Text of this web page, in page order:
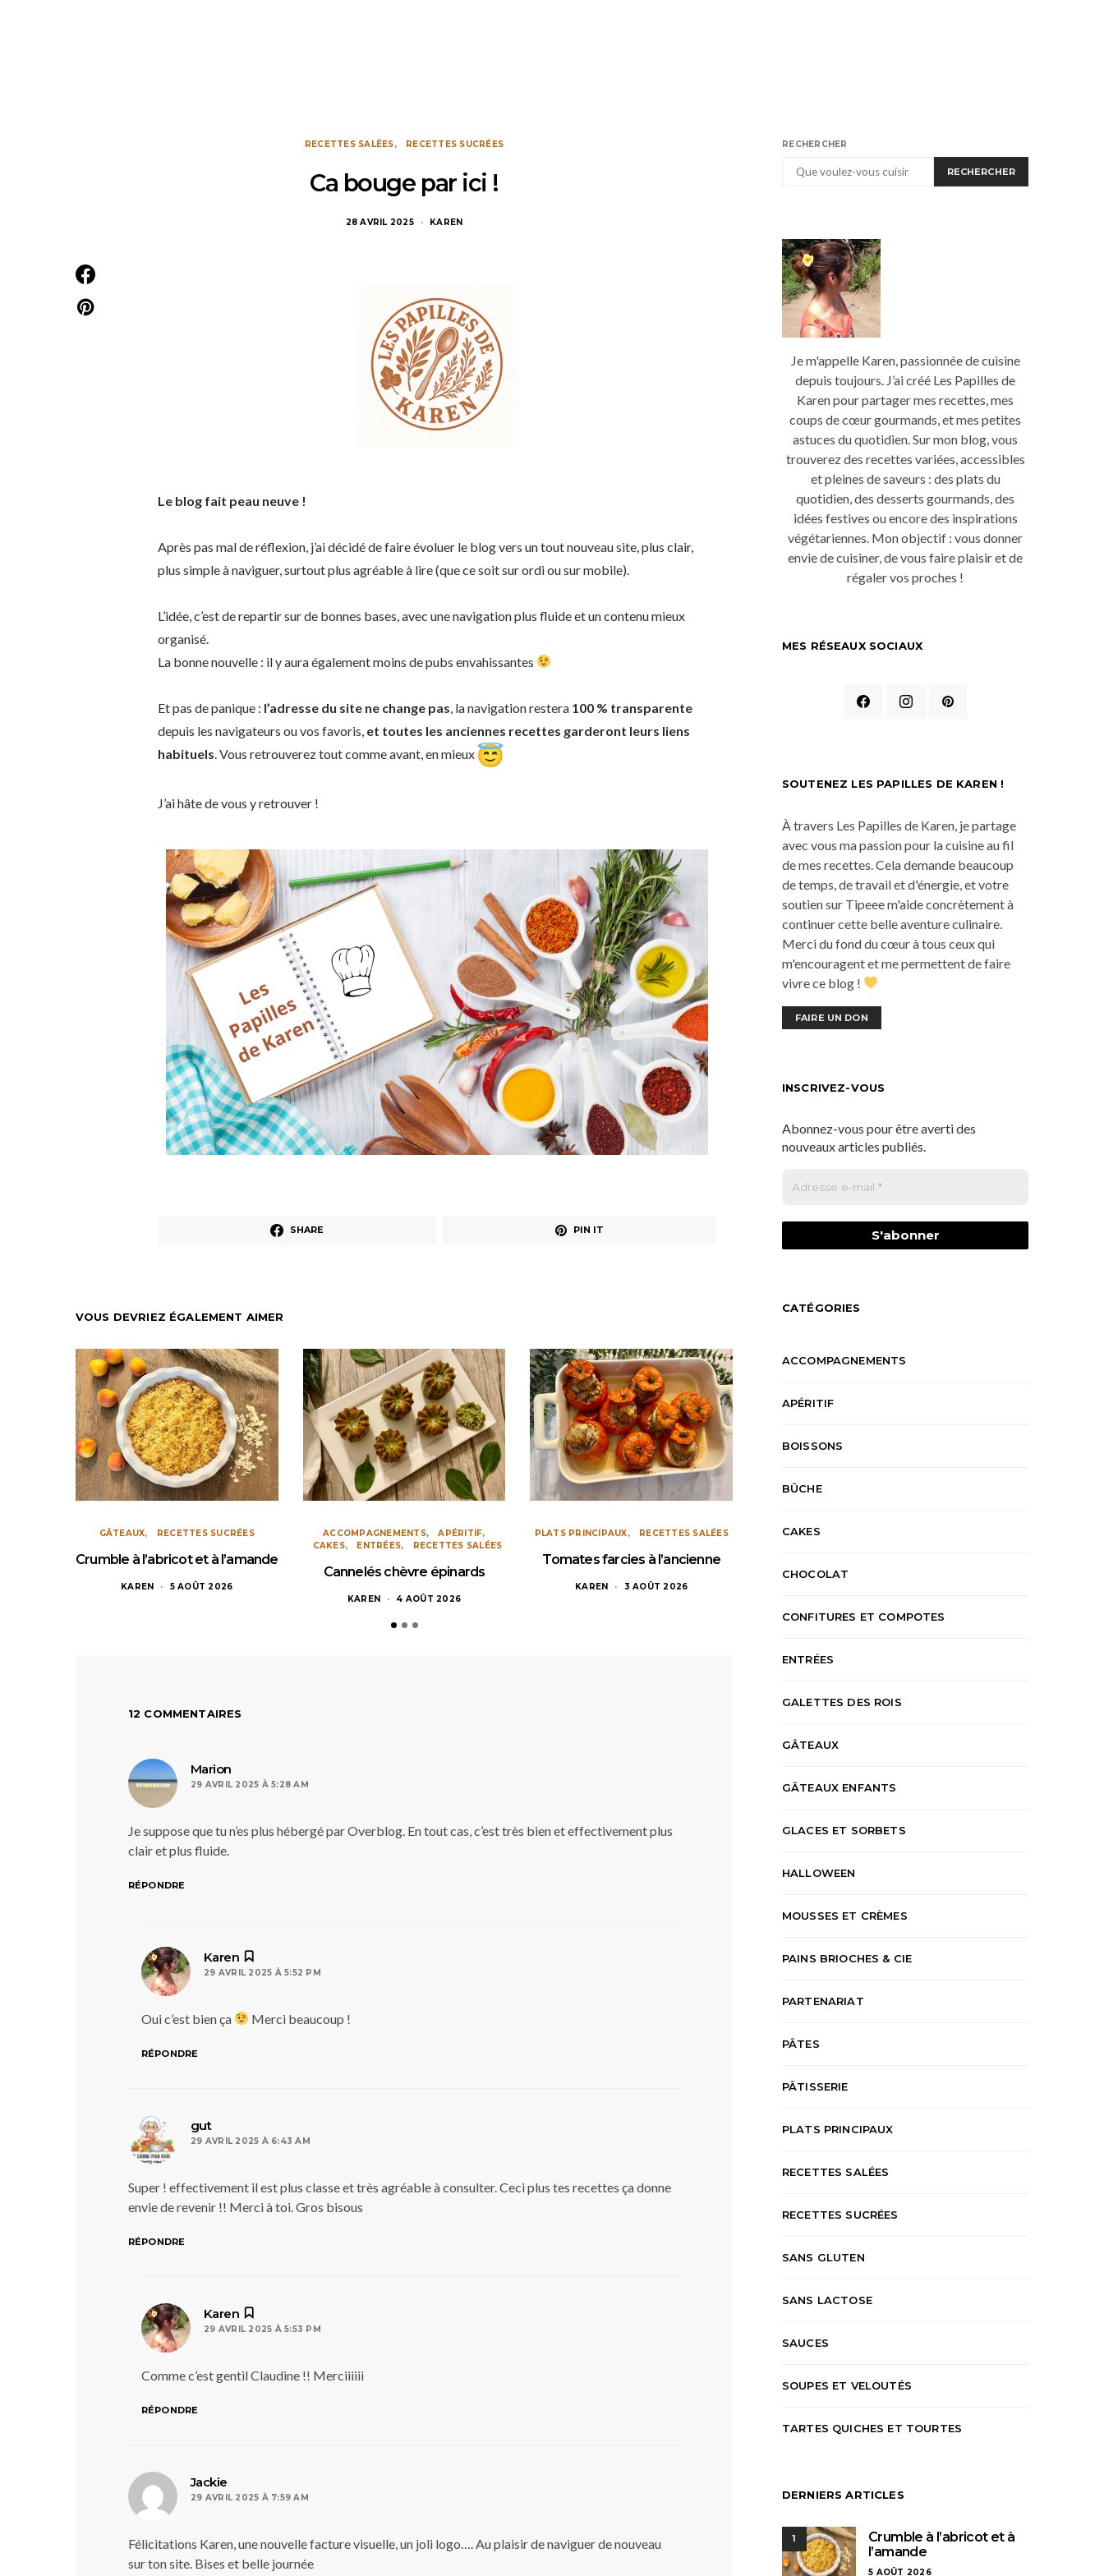
RECETTES SALÉES RECETTES SUCRÉES
Ca bouge par ici !
28 AVRIL 2025 KAREN
Le blog fait peau neuve !
Après pas mal de réflexion, j’ai décidé de faire évoluer le blog vers un tout nouveau site, plus clair,
plus simple à naviguer, surtout plus agréable à lire (que ce soit sur ordi ou sur mobile).
L’idée, c’est de repartir sur de bonnes bases, avec une navigation plus fluide et un contenu mieux
organisé.
La bonne nouvelle : il y aura égalementmoins de pubs envahissantes
Et pas de panique : l’adresse du site ne change pas , la navigation restera 100 % transparente
depuis les navigateurs ou vos favoris, et toutes les anciennes recettes garderont leurs liens
habituels. Vous retrouverez tout comme avant, en mieux
J’ai hâte de vous y retrouver !
SHARE PIN IT
VOUS DEVRIEZ ÉGALEMENT AIMER
GÂTEAUX RECETTES SUCRÉES
Crumble à l’abricot et à l’amande
KAREN 5 AOÛT 2026
ACCOMPAGNEMENTS
APÉRITIF
CAKES
ENTRÉES RECETTES SALÉES
Cannelés chèvre épinards
KAREN 4 AOÛT 2026
PLATS PRINCIPAUX RECETTES SALÉES
Tomates farcies à l’ancienne
KAREN 3 AOÛT 2026
ACCOMPAGNEMENTS
Cake à la ratatouille et au
KAREN 2 AOÛT 2026
12 COMMENTAIRES
Marion
29 AVRIL 2025 À 5:28 AM
Je suppose que tu n’es plus hébergé par Overblog. En tout cas, c’est très bien et effectivement plus
clair et plus fluide.
RÉPONDRE
Karen
29 AVRIL 2025 À 5:52 PM
Oui c’est bien ça Merci beaucoup !
RÉPONDRE
gutdit :
29 AVRIL 2025 À 6:43 AM
Super ! effectivement il est plus classe et très agréable à consulter. Ceci plus tes recettes ça donne
envie de revenir !! Merci à toi. Gros bisous
RÉPONDRE
Karen
29 AVRIL 2025 À 5:53 PM
Comme c’est gentil Claudine !! Merciiiiii
RÉPONDRE
Jackie
29 AVRIL 2025 À 7:59 AM
Félicitations Karen, une nouvelle facture visuelle, un joli logo…. Au plaisir de naviguer de nouveau
sur ton site. Bises et belle journée
RECHERCHER
RECHERCHER
Je m'appelle Karen, passionnée de cuisine
depuis toujours. J’ai créé Les Papilles de
Karen pour partager mes recettes, mes
coups de cœur gourmands, et mes petites
astuces du quotidien. Sur mon blog, vous
trouverez des recettes variées, accessibles
et pleines de saveurs : des plats du
quotidien, des desserts gourmands, des
idées festives ou encore des inspirations
végétariennes. Mon objectif : vous donner
envie de cuisiner, de vous faire plaisir et de
régaler vos proches !
MES RÉSEAUX SOCIAUX
SOUTENEZ LES PAPILLES DE KAREN !
À travers Les Papilles de Karen, je partage
avec vous ma passion pour la cuisine au fil
de mes recettes. Cela demande beaucoup
de temps, de travail et d'énergie, et votre
soutien sur Tipeee m'aide concrètement à
continuer cette belle aventure culinaire.
Merci du fond du cœur à tous ceux qui
m'encouragent et me permettent de faire
vivre ce blog !
FAIRE UN DON
INSCRIVEZ-VOUS
Abonnez-vous pour être averti des
nouveaux articles publiés.
CATÉGORIES
ACCOMPAGNEMENTS
APÉRITIF
BOISSONS
BÛCHE
CAKES
CHOCOLAT
CONFITURES ET COMPOTES
ENTRÉES
GALETTES DES ROIS
GÂTEAUX
GÂTEAUX ENFANTS
GLACES ET SORBETS
HALLOWEEN
MOUSSES ET CRÈMES
PAINS BRIOCHES & CIE
PARTENARIAT
PÂTES
PÂTISSERIE
PLATS PRINCIPAUX
RECETTES SALÉES
RECETTES SUCRÉES
SANS GLUTEN
SANS LACTOSE
SAUCES
SOUPES ET VELOUTÉS
TARTES QUICHES ET TOURTES
DERNIERS ARTICLES
1
Crumble à l’abricot et à
l’amande
5 AOÛT 2026